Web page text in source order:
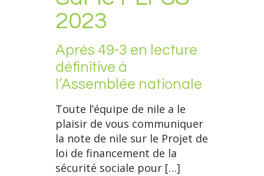
2023
Après 49-3 en lecture
définitive à
l’Assemblée nationale
Toute l’équipe de nile a le
plaisir de vous communiquer
la note de nile sur le Projet de
loi de financement de la
sécurité sociale pour […]